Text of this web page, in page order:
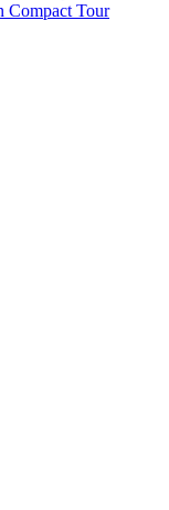
Tour